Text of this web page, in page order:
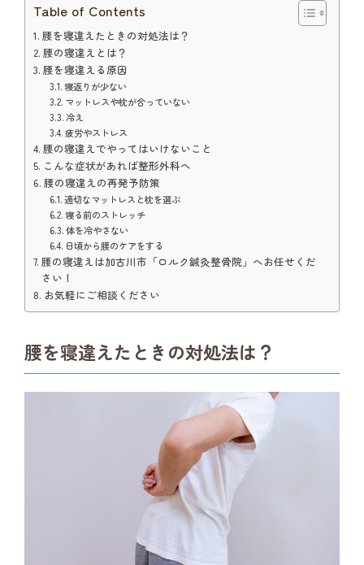
Table of Contents
腰を寝違えたときの対処法は？
腰の寝違えとは？
腰を寝違える原因
寝返りが少ない
マットレスや枕が合っていない
冷え
疲労やストレス
腰の寝違えでやってはいけないこと
こんな症状があれば整形外科へ
腰の寝違えの再発予防策
適切なマットレスと枕を選ぶ
寝る前のストレッチ
体を冷やさない
日頃から腰のケアをする
腰の寝違えは加古川市「ロルク鍼灸整骨院」へお任せくだ
さい！
お気軽にご相談ください
腰を寝違えたときの対処法は？